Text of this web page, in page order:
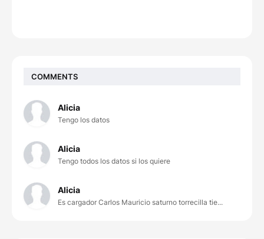
COMMENTS
Alicia
Tengo los datos
Alicia
Tengo todos los datos si los quiere
Alicia
Es cargador Carlos Mauricio saturno torrecilla tie...